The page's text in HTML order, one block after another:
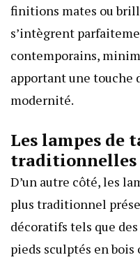
finitions mates ou
s’intègrent
contemporains,
apportant une touche
modernité.
Les lampes de
traditionnelles
D’un autre côté, les
plus traditionnel
décoratifs tels que
pieds sculptés en